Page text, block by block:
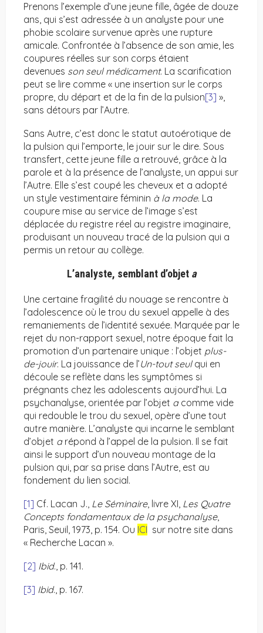
Prenons l’exemple d’une jeune fille, âgée de douze
ans, qui s’est adressée à un analyste pour une
phobie scolaire survenue après une rupture
amicale. Confrontée à l’absence de son amie, les
coupures réelles sur son corps étaient
devenues son seul médicament. La scarification
peut se lire comme « une insertion sur le corps
propre, du départ et de la fin de la pulsion[3] »,
sans détours par l’Autre.
Sans Autre, c’est donc le statut autoérotique de
la pulsion qui l’emporte, le jouir sur le dire. Sous
transfert, cette jeune fille a retrouvé, grâce à la
parole et à la présence de l’analyste, un appui sur
l’Autre. Elle s’est coupé les cheveux et a adopté
un style vestimentaire féminin à la mode. La
coupure mise au service de l’image s’est
déplacée du registre réel au registre imaginaire,
produisant un nouveau tracé de la pulsion qui a
permis un retour au collège.
L’analyste, semblant d’objet a
Une certaine fragilité du nouage se rencontre à
l’adolescence où le trou du sexuel appelle à des
remaniements de l’identité sexuée. Marquée par le
rejet du non-rapport sexuel, notre époque fait la
promotion d’un partenaire unique : l’objet plus-
de-jouir. La jouissance de l’Un-tout seulqui en
découle se reflète dans les symptômes si
prégnants chez les adolescents aujourd’hui. La
psychanalyse, orientée par l’objet acomme vide
qui redouble le trou du sexuel, opère d’une tout
autre manière. L’analyste qui incarne le semblant
d’objet arépond à l’appel de la pulsion. Il se fait
ainsi le support d’un nouveau montage de la
pulsion qui, par sa prise dans l’Autre, est au
fondement du lien social.
[1] Cf. Lacan J., Le Séminaire, livre XI, Les Quatre
Concepts fondamentaux de la psychanalyse,
Paris, Seuil, 1973, p. 154. Ou ICI sur notre site dans
« Recherche Lacan ».
[2] Ibid., p. 141.
[3] Ibid., p. 167.